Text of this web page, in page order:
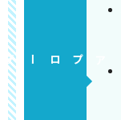
アプローチ